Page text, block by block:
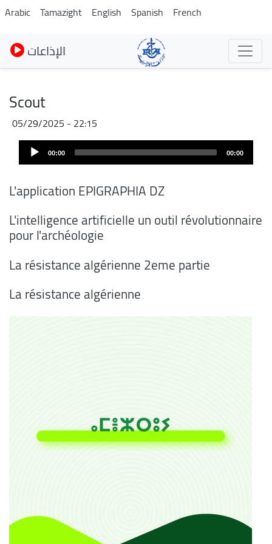
Skip
to
main
content
Arabic Tamazight English Spanish French
الإذاعات
Scout
05/29/2025 - 22:15
AudioAudio
Player 00:00 00:00
L'application EPIGRAPHIA DZ
L'intelligence artificielle un outil révolutionnaire
pour l'archéologie
La résistance algérienne 2eme partie
La résistance algérienne